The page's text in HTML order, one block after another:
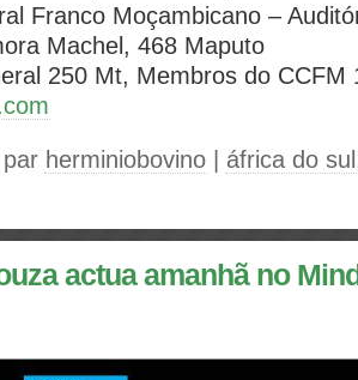
Franco Moçambicano –
Machel, 468 Maputo
250 Mt, Membros do CCFM
herminiobovino áfrica do sul
actua amanhã no